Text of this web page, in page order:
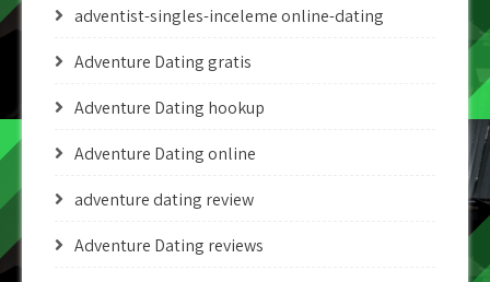
adventist-singles-inceleme online-dating
Adventure Dating gratis
Adventure Dating hookup
Adventure Dating online
adventure dating review
Adventure Dating reviews